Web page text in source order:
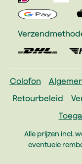
Colofon
Retourbeleid
Alle prijzen incl.
eventuele